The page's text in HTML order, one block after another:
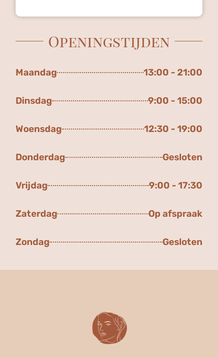
Openingstijden
Maandag 13:00 - 21:00
Dinsdag 9:00 - 15:00
Woensdag 12:30 - 19:00
Donderdag Gesloten
Vrijdag 9:00 - 17:30
Zaterdag Op afspraak
Zondag Gesloten